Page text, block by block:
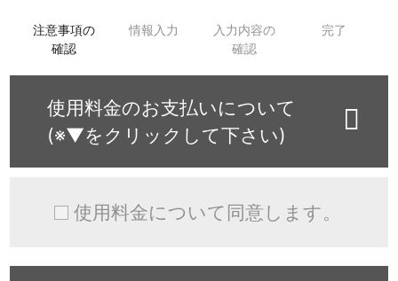
注意事項の
確認
情報入力
入力内容の
確認
完了
使用料金のお支払いについて
(※▼をクリックして下さい)
使用料金について同意します。